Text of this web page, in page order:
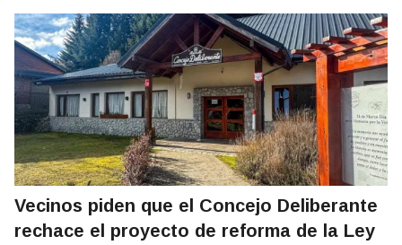
Vecinos piden que el Concejo Deliberante
rechace el proyecto de reforma de la Ley